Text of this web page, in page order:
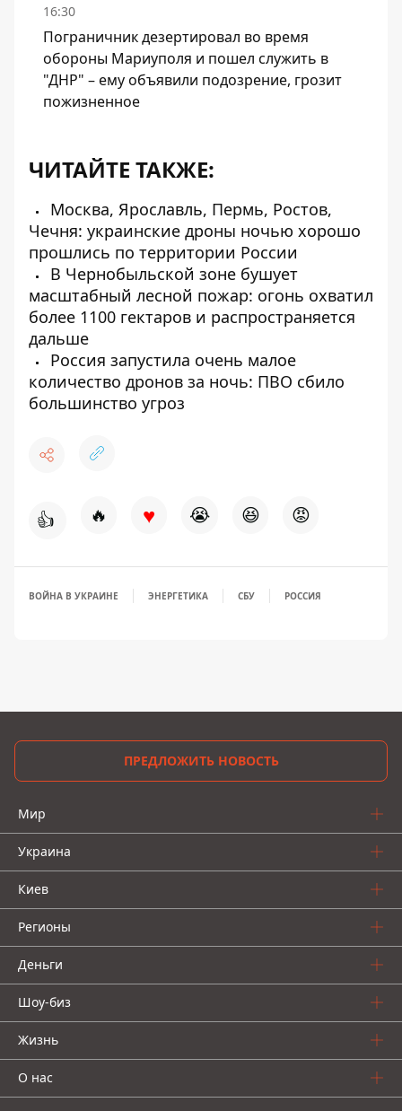
16:30
Пограничник дезертировал во время
обороны Мариуполя и пошел служить в
"ДНР" – ему объявили подозрение, грозит
пожизненное
ЧИТАЙТЕ ТАКЖЕ:
Москва, Ярославль, Пермь, Ростов,
Чечня: украинские дроны ночью хорошо
прошлись по территории России
В Чернобыльской зоне бушует
масштабный лесной пожар: огонь охватил
более 1100 гектаров и распространяется
дальше
Россия запустила очень малое
количество дронов за ночь: ПВО сбило
большинство угроз
👍 🔥 ♥ 😭 😆 😡
ВОЙНА В УКРАИНЕ ЭНЕРГЕТИКА СБУ РОССИЯ
ПРЕДЛОЖИТЬ НОВОСТЬ
Мир
Украина
Киев
Регионы
Деньги
Шоу-биз
Жизнь
О нас